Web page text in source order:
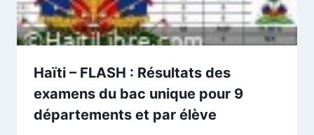
Haïti – FLASH : Résultats des
examens du bac unique pour 9
départements et par élève